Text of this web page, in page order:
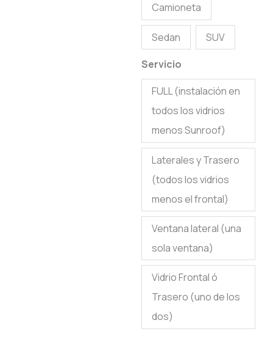
Camioneta
Sedan SUV
Servicio
FULL (instalación en
todos los vidrios
menos Sunroof)
Laterales y Trasero
(todos los vidrios
menos el frontal)
Ventana lateral (una
sola ventana)
Vidrio Frontal ó
Trasero (uno de los
dos)